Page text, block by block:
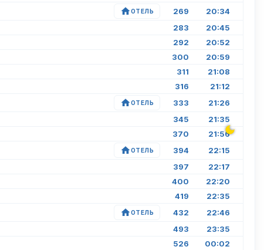
ОТЕЛЬ 269 20:34
283 20:45
292 20:52
300 20:59
311 21:08
316 21:12
ОТЕЛЬ 333 21:26
345 21:35
370 21:56
ОТЕЛЬ 394 22:15
397 22:17
400 22:20
419 22:35
ОТЕЛЬ 432 22:46
493 23:35
526 00:02